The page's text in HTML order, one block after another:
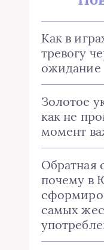
Как в
тревогу
ожидание
Золотое
как не
момент
Обратная
почему в
самых